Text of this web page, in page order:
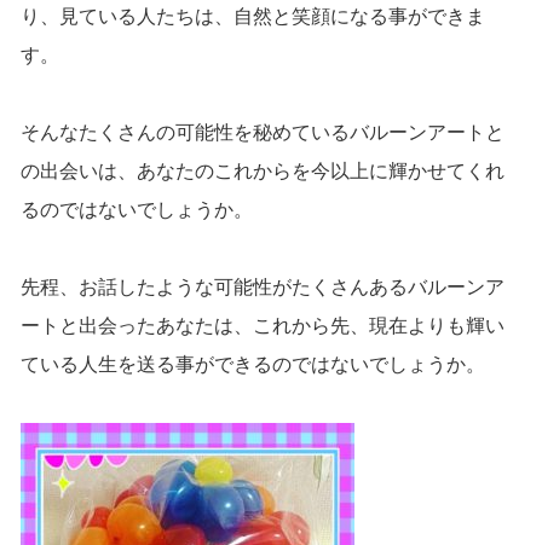
り、見ている人たちは、自然と笑顔になる事ができま
す。
そんなたくさんの可能性を秘めているバルーンアートと
の出会いは、あなたのこれからを今以上に輝かせてくれ
るのではないでしょうか。
先程、お話したような可能性がたくさんあるバルーンア
ートと出会ったあなたは、これから先、現在よりも輝い
ている人生を送る事ができるのではないでしょうか。